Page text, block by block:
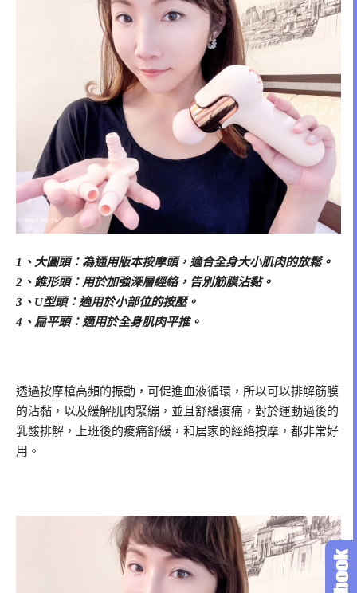
1、大圓頭：為通用版本按摩頭，適合全身大小肌肉的放鬆。
2、錐形頭：用於加強深層經絡，告別筋膜沾黏。
3、U型頭：適用於小部位的按壓。
4、扁平頭：適用於全身肌肉平推。
透過按摩槍高頻的振動，可促進血液循環，所以可以排解筋膜
的沾黏，以及緩解肌肉緊繃，並且舒緩痠痛，對於運動過後的
乳酸排解，上班後的痠痛舒緩，和居家的經絡按摩，都非常好
用。